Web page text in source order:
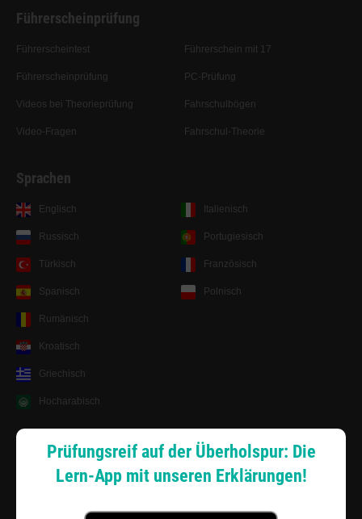
Prüfungsreif auf der Überholspur: Die
Lern-App mit unseren Erklärungen!
Führerscheinprüfung
Führerscheintest
Führerscheinprüfung
Videos bei Theorieprüfung
Video-Fragen
Führerschein mit 17
PC-Prüfung
Fahrschulbögen
Fahrschul-Theorie
Sprachen
Englisch
Russisch
Türkisch
Spanisch
Italienisch
Portugiesisch
Französisch
Polnisch
Rumänisch
Kroatisch
Griechisch
Hocharabisch
Lernsystem
Android App